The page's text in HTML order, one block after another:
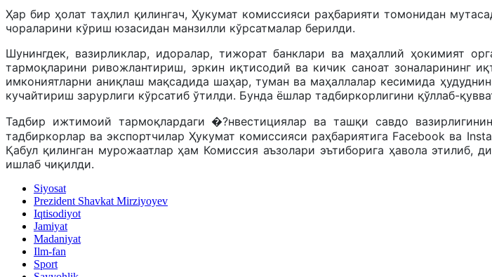
Ҳар бир ҳолат таҳлил қилингач, Ҳукумат комиссияси раҳбарияти томонидан
чораларини кўриш юзасидан манзилли кўрсатмалар берилди.
Шунингдек, вазирликлар, идоралар, тижорат банклари ва маҳаллий ҳокимият
тармоқларини ривожлантириш, эркин иқтисодий ва кичик саноат зоналарининг
имкониятларни аниқлаш мақсадида шаҳар, туман ва маҳаллалар кесимида
кучайтириш зарурлиги кўрсатиб ўтилди. Бунда ёшлар тадбиркорлигини қўллаб-
Тадбир ижтимоий тармоқлардаги �?нвестициялар ва ташқи савдо
тадбиркорлар ва экспортчилар Ҳукумат комиссияси раҳбариятига Facebook ва
Қабул қилинган мурожаатлар ҳам Комиссия аъзолари эътиборига ҳавола этилиб,
ишлаб чиқилди.
Siyosat
Prezident Shavkat Mirziyoyev
Iqtisodiyot
Jamiyat
Madaniyat
Ilm-fan
Sport